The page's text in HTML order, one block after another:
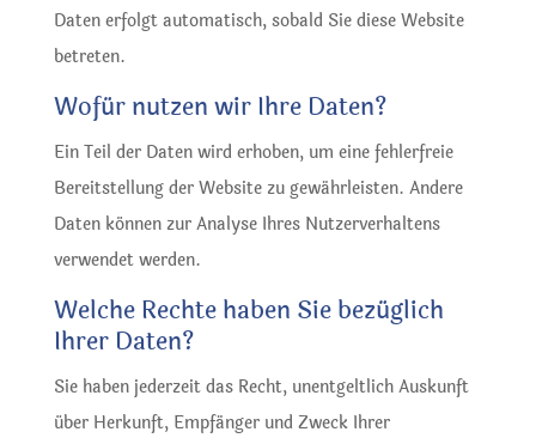
Daten erfolgt automatisch, sobald Sie diese Website
betreten.
Wofür nutzen wir Ihre Daten?
Ein Teil der Daten wird erhoben, um eine fehlerfreie
Bereitstellung der Website zu gewährleisten. Andere
Daten können zur Analyse Ihres Nutzerverhaltens
verwendet werden.
Welche Rechte haben Sie bezüglich
Ihrer Daten?
Sie haben jederzeit das Recht, unentgeltlich Auskunft
über Herkunft, Empfänger und Zweck Ihrer